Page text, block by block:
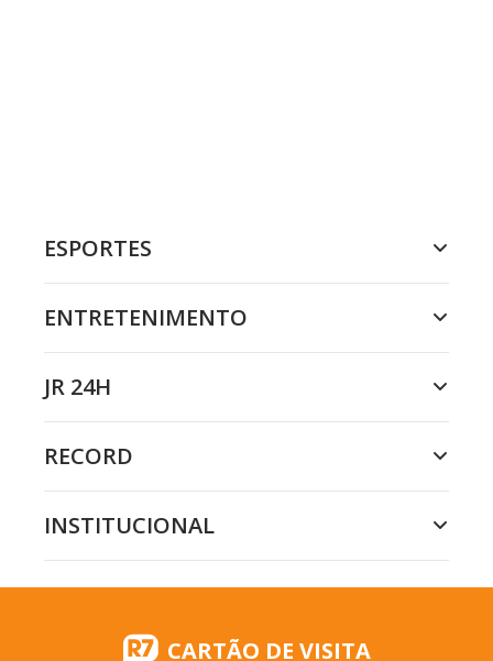
ESPORTES
ENTRETENIMENTO
JR 24H
RECORD
INSTITUCIONAL
CARTÃO DE VISITA